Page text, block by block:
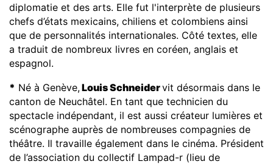
diplomatie et des arts. Elle fut l'interprète de plusieurs
chefs d’états mexicains, chiliens et colombiens ainsi
que de personnalités internationales. Côté textes, elle
a traduit de nombreux livres en coréen, anglais et
espagnol.
* Né à Genève,Louis Schneidervit désormais dans le
canton de Neuchâtel. En tant que technicien du
spectacle indépendant, il est aussi créateur lumières et
scénographe auprès de nombreuses compagnies de
théâtre. Il travaille également dans le cinéma. Président
de l’association du collectif Lampad-r (lieu de